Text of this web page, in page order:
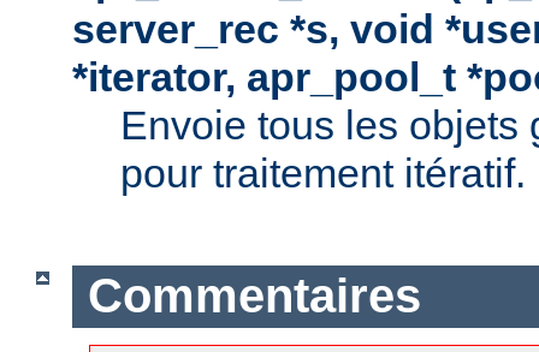
server_rec *s, void
*iterator, apr_pool_t
Envoie tous les objets
pour traitement itératif.
Commentaires